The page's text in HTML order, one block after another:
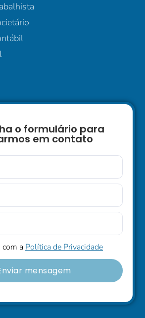
o formulário para
em contato
com a Política de Privacidade
mensagem